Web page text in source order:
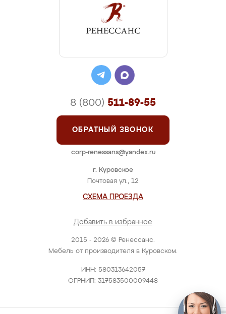
2015 - 2026 © Ренессанс.
Мебель от производителя в Куровском.
ИНН: 580313642057
ОГРНИП: 317583500009448
г. Куровское
Почтовая ул., 12
СХЕМА ПРОЕЗДА
Добавить в избранное
8 (800) 511-89-55
ОБРАТНЫЙ ЗВОНОК
corp-renessans@yandex.ru